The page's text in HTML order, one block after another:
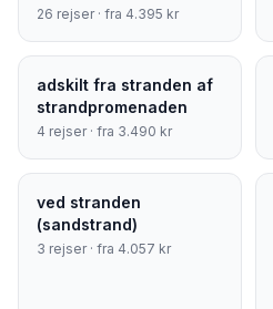
26 rejser · fra 4.395 kr
adskilt fra stranden af
strandpromenaden
4 rejser · fra 3.490 kr
ved stranden
(sandstrand)
3 rejser · fra 4.057 kr